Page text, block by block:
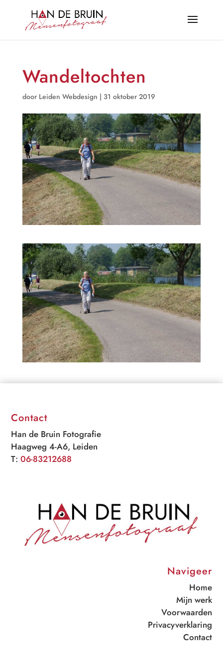
Wandeltochten
door Leiden Webdesign | 31 oktober 2019
Contact
Han de Bruin Fotografie
Haagweg 4-A6, Leiden
T:06-83212688
Navigeer
Home
Mijn werk
Voorwaarden
Privacyverklaring
Contact